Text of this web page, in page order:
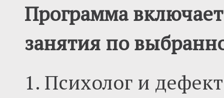
Программа
занятия по
1. Психолог и